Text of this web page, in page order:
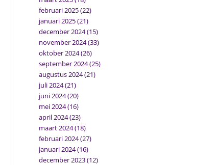
februari 2025(22)
januari 2025(21)
december 2024(15)
november 2024(33)
oktober 2024(26)
september 2024(25)
augustus 2024(21)
juli 2024(21)
juni 2024(20)
mei 2024(16)
april 2024(23)
maart 2024(18)
februari 2024(27)
januari 2024(16)
december 2023(12)